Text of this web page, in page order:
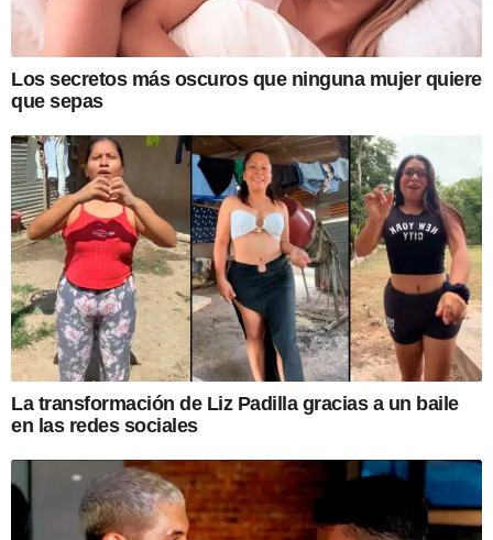
Los secretos más oscuros que ninguna mujer quiere
que sepas
La transformación de Liz Padilla gracias a un baile
en las redes sociales